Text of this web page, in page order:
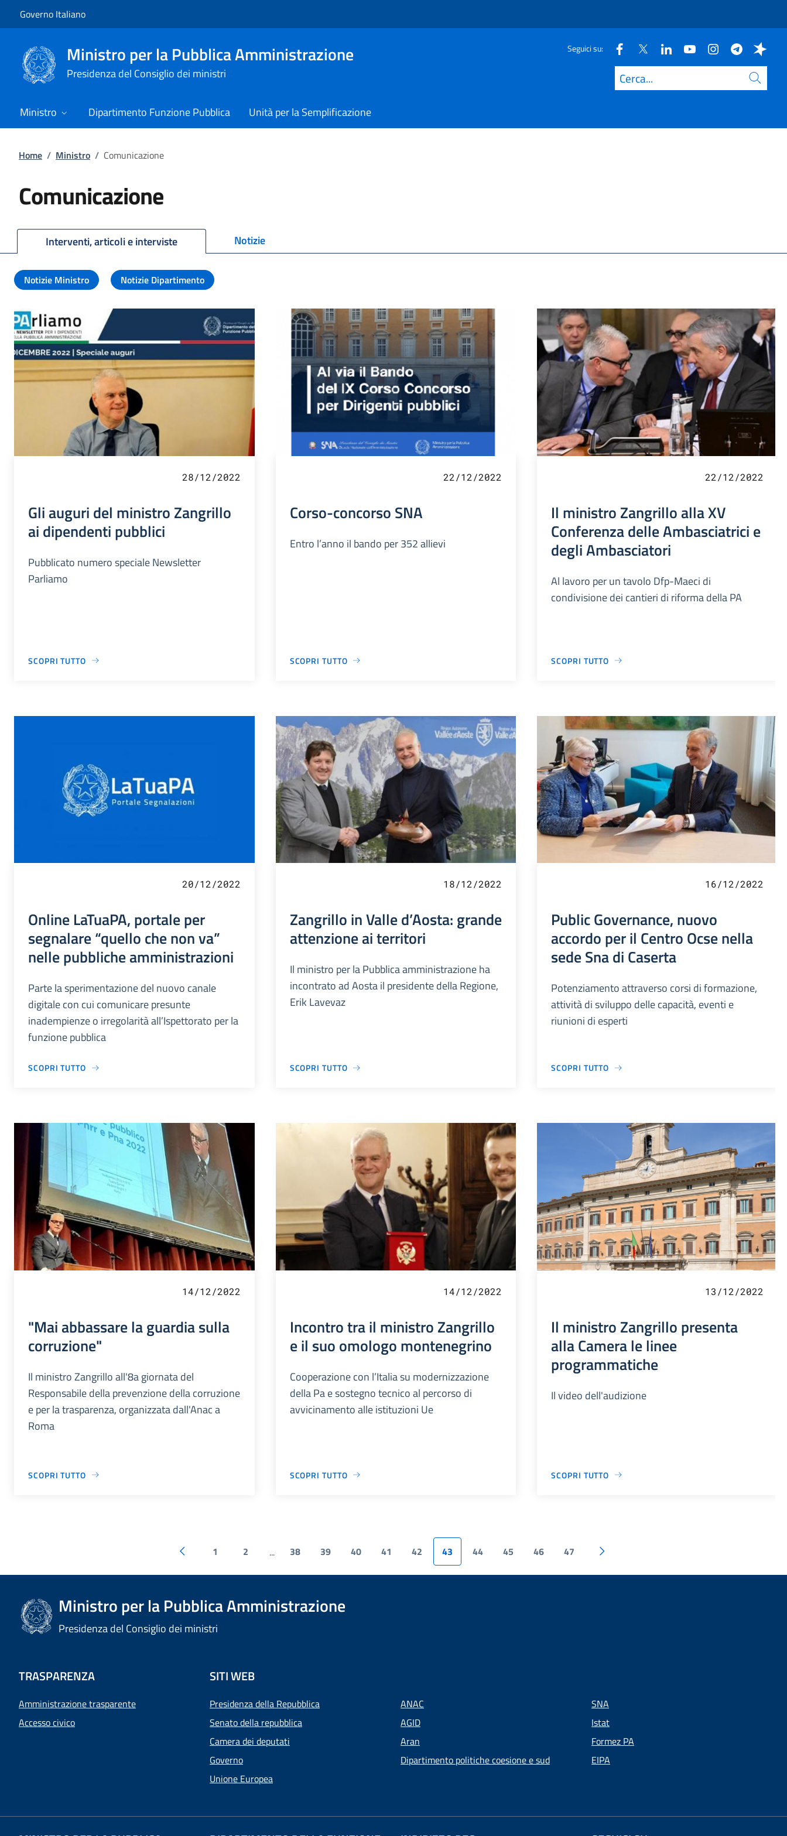
Governo Italiano
Ministro per la Pubblica Amministrazione
Presidenza del Consiglio dei ministri
Seguici su:
Cerca
Ministro Dipartimento Funzione Pubblica Unità per la Semplificazione
Home / Ministro / Comunicazione
Comunicazione
Interventi, articoli e interviste Notizie
Notizie Ministro Notizie Dipartimento
28/12/2022
Gli auguri del ministro Zangrillo
ai dipendenti pubblici
Pubblicato numero speciale Newsletter
Parliamo
SCOPRI TUTTO
22/12/2022
Corso-concorso SNA
Entro l’anno il bando per 352 allievi
SCOPRI TUTTO
22/12/2022
Il ministro Zangrillo alla XV
Conferenza delle Ambasciatrici e
degli Ambasciatori
Al lavoro per un tavolo Dfp-Maeci di
condivisione dei cantieri di riforma della PA
SCOPRI TUTTO
20/12/2022
Online LaTuaPA, portale per
segnalare “quello che non va”
nelle pubbliche amministrazioni
Parte la sperimentazione del nuovo canale
digitale con cui comunicare presunte
inadempienze o irregolarità all’Ispettorato per la
funzione pubblica
SCOPRI TUTTO
18/12/2022
Zangrillo in Valle d’Aosta: grande
attenzione ai territori
Il ministro per la Pubblica amministrazione ha
incontrato ad Aosta il presidente della Regione,
Erik Lavevaz
SCOPRI TUTTO
16/12/2022
Public Governance, nuovo
accordo per il Centro Ocse nella
sede Sna di Caserta
Potenziamento attraverso corsi di formazione,
attività di sviluppo delle capacità, eventi e
riunioni di esperti
SCOPRI TUTTO
14/12/2022
"Mai abbassare la guardia sulla
corruzione"
Il ministro Zangrillo all'8a giornata del
Responsabile della prevenzione della corruzione
e per la trasparenza, organizzata dall'Anac a
Roma
SCOPRI TUTTO
14/12/2022
Incontro tra il ministro Zangrillo
e il suo omologo montenegrino
Cooperazione con l’Italia su modernizzazione
della Pa e sostegno tecnico al percorso di
avvicinamento alle istituzioni Ue
SCOPRI TUTTO
13/12/2022
Il ministro Zangrillo presenta
alla Camera le linee
programmatiche
Il video dell'audizione
SCOPRI TUTTO
1 2 ... 38 39 40 41 42 43 44 45 46 47
Ministro per la Pubblica Amministrazione
Presidenza del Consiglio dei ministri
TRASPARENZA
Amministrazione trasparente
Accesso civico
SITI WEB
Presidenza della Repubblica
Senato della repubblica
Camera dei deputati
Governo
Unione Europea
ANAC
AGID
Aran
Dipartimento politiche coesione e sud
SNA
Istat
Formez PA
EIPA